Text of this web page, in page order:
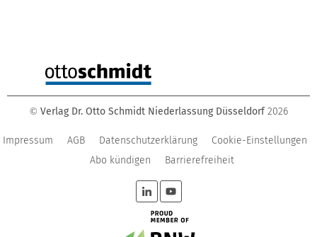
© Verlag Dr. Otto Schmidt Niederlassung Düsseldorf 2026
Impressum AGB Datenschutzerklärung
Cookie-Einstellungen
Abo kündigen
Barrierefreiheit